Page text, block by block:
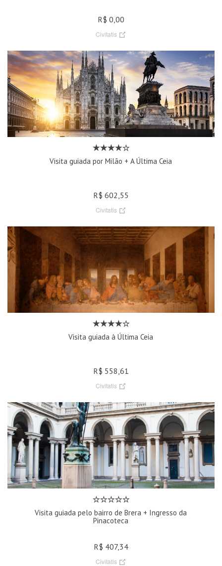
R$ 0,00
Civitatis
Visita guiada por Milão + A Última Ceia
R$ 602,55
Civitatis
Visita guiada à Última Ceia
R$ 558,61
Civitatis
Visita guiada pelo bairro de Brera + Ingresso da
Pinacoteca
R$ 407,34
Civitatis